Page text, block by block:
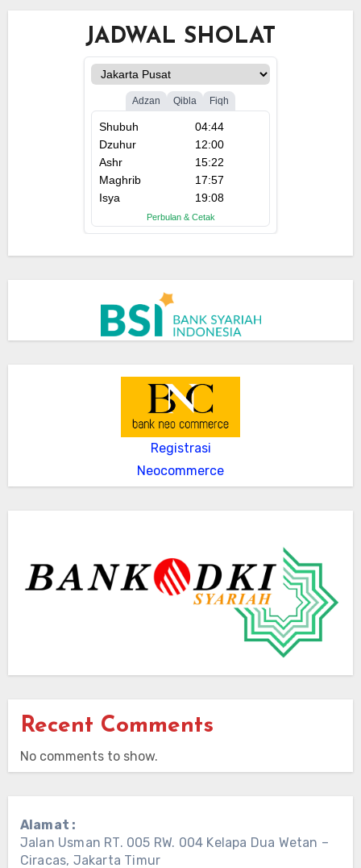
JADWAL SHOLAT
Registrasi
Neocommerce
Recent Comments
No comments to show.
Alamat :
Jalan Usman RT. 005 RW. 004 Kelapa Dua Wetan –
Ciracas, Jakarta Timur